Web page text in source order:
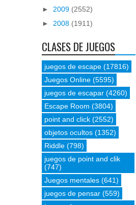
► 2009 (2552)
► 2008 (1911)
CLASES DE JUEGOS
juegos de escape (17816)
Juegos Online (5595)
juegos de escapar (4260)
Escape Room (3804)
point and click (2552)
objetos ocultos (1352)
Riddle (798)
juegos de point and clik
(747)
Juegos mentales (641)
juegos de pensar (559)